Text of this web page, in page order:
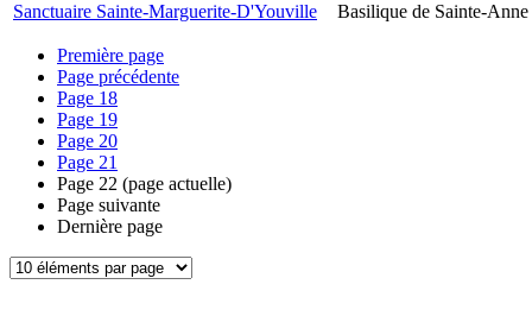
Sanctuaire Sainte-Marguerite-D'Youville
Basilique de Sainte-Anne
Première page
Page précédente
Page 18
Page 19
Page 20
Page 21
Page 22 (page actuelle)
Page suivante
Dernière page